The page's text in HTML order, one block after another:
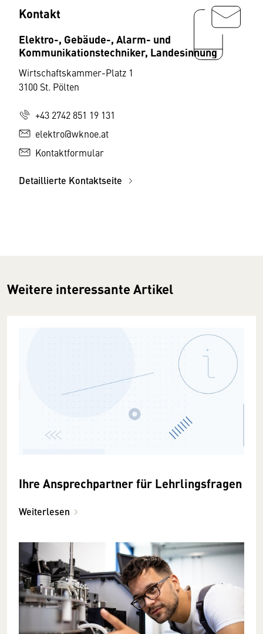
Kontakt
Elektro-, Gebäude-, Alarm- und
Kommunikationstechniker, Landesinnung
Wirtschaftskammer-Platz 1
3100 St. Pölten
+43 2742 851 19 131
elektro@wknoe.at
Kontaktformular
Detaillierte Kontaktseite
Weitere interessante Artikel
Ihre Ansprechpartner für Lehrlingsfragen
Weiterlesen